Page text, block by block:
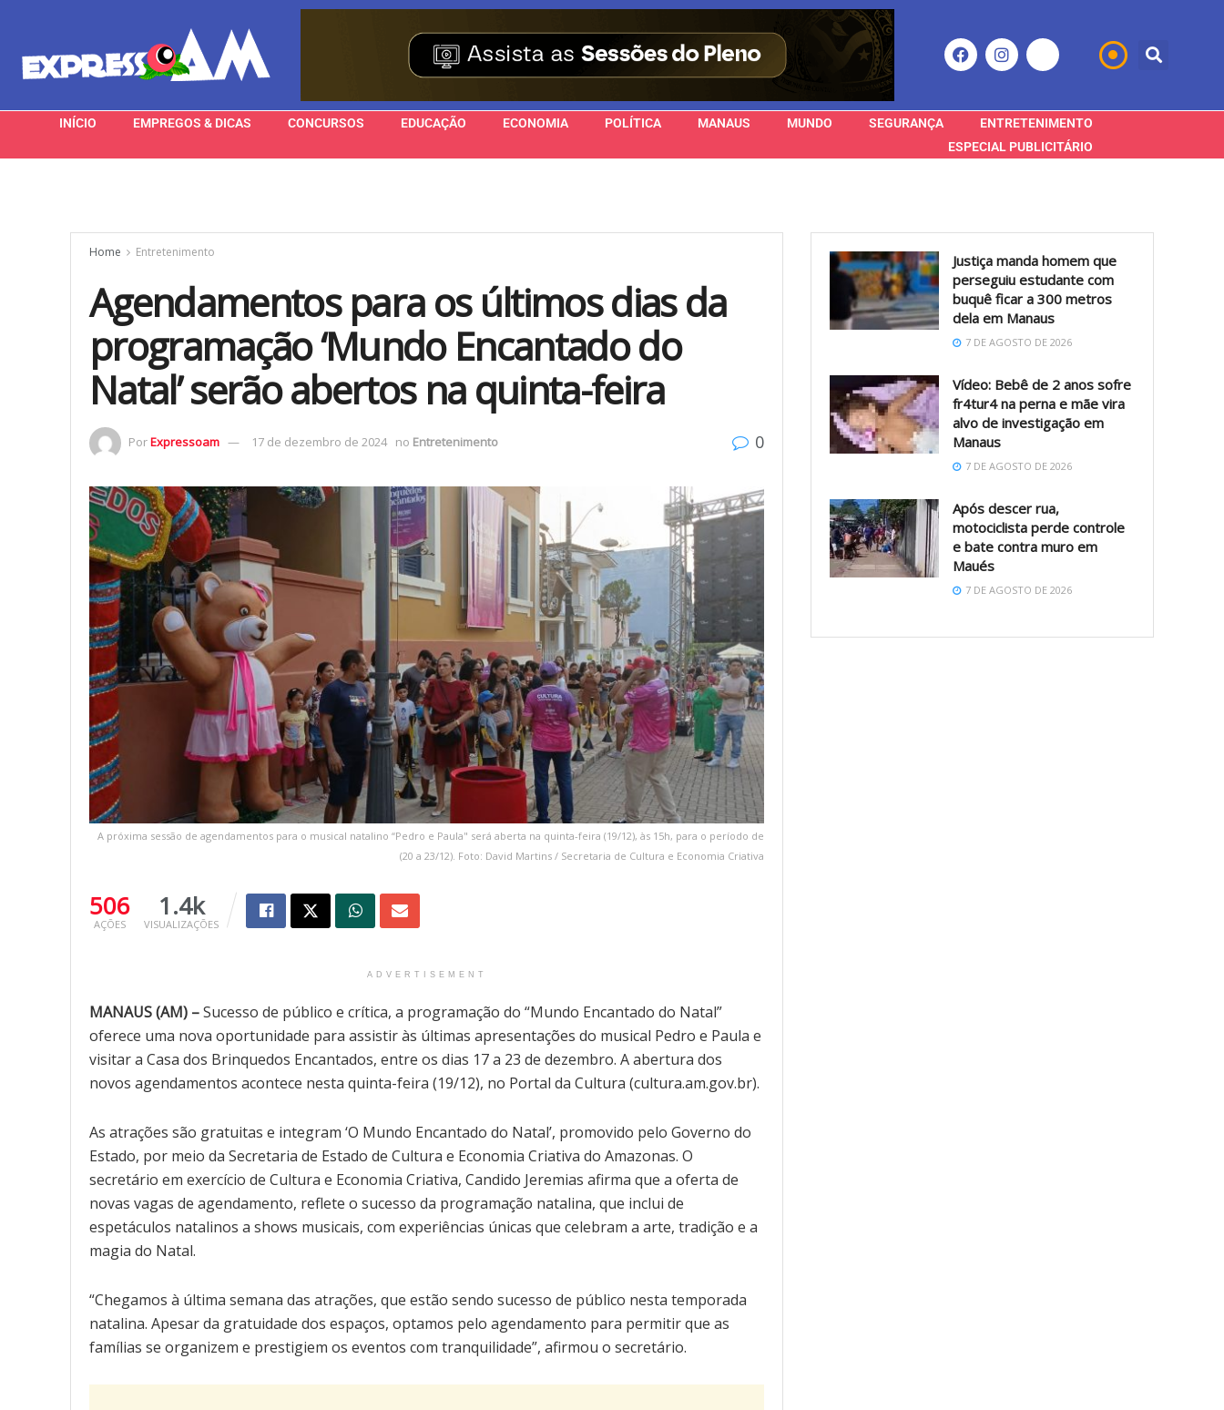
INÍCIO EMPREGOS & DICAS CONCURSOS EDUCAÇÃO ECONOMIA POLÍTICA MANAUS MUNDO SEGURANÇA
ENTRETENIMENTO
ESPECIAL PUBLICITÁRIO
Home Entretenimento
Agendamentos para os últimos dias da
programação ‘Mundo Encantado do
Natal’ serão abertos na quinta-feira
PorExpressoam 17 de dezembro de 2024 no Entretenimento 0
A próxima sessão de agendamentos para o musical natalino “Pedro e Paula" será aberta na quinta-feira (19/12), às 15h, para o período de
(20 a 23/12). Foto: David Martins / Secretaria de Cultura e Economia Criativa
506
AÇÕES
1.4k
VISUALIZAÇÕES
ADVERTISEMENT
MANAUS (AM) –Sucesso de público e crítica, a programação do “Mundo Encantado do Natal”
oferece uma nova oportunidade para assistir às últimas apresentações do musical Pedro e Paula e
visitar a Casa dos Brinquedos Encantados, entre os dias 17 a 23 de dezembro. A abertura dos
novos agendamentos acontece nesta quinta-feira (19/12), no Portal da Cultura (cultura.am.gov.br).
As atrações são gratuitas e integram ‘O Mundo Encantado do Natal’, promovido pelo Governo do
Estado, por meio da Secretaria de Estado de Cultura e Economia Criativa do Amazonas. O
secretário em exercício de Cultura e Economia Criativa, Candido Jeremias afirma que a oferta de
novas vagas de agendamento, reflete o sucesso da programação natalina, que inclui de
espetáculos natalinos a shows musicais, com experiências únicas que celebram a arte, tradição e a
magia do Natal.
“Chegamos à última semana das atrações, que estão sendo sucesso de público nesta temporada
natalina. Apesar da gratuidade dos espaços, optamos pelo agendamento para permitir que as
famílias se organizem e prestigiem os eventos com tranquilidade”, afirmou o secretário.
Justiça manda homem que
perseguiu estudante com
buquê ficar a 300 metros
dela em Manaus
7 DE AGOSTO DE 2026
Vídeo: Bebê de 2 anos sofre
fr4tur4 na perna e mãe vira
alvo de investigação em
Manaus
7 DE AGOSTO DE 2026
Após descer rua,
motociclista perde controle
e bate contra muro em
Maués
7 DE AGOSTO DE 2026